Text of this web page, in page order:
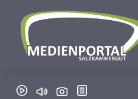
springen